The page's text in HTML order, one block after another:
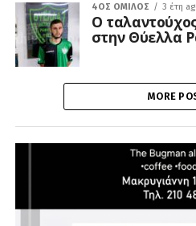
4ΟΣ ΌΜΙΛΟΣ 3 έτη
Ο
στην Θύελλα
MORE